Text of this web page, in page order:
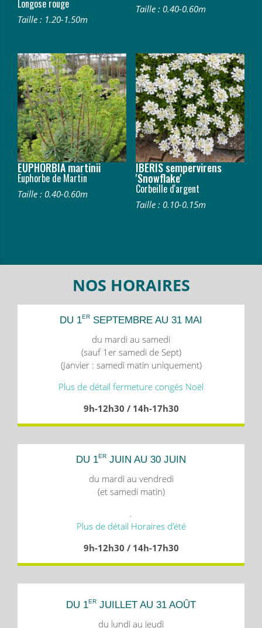
Longose rouge
Taille : 1.20-1.50m
Taille : 0.40-0.60m
EUPHORBIA martinii
Euphorbe de Martin
Taille : 0.40-0.60m
IBERIS sempervirens
'Snowflake'
Corbeille d'argent
Taille : 0.10-0.15m
NOS HORAIRES
DU 1ER SEPTEMBRE AU 31 MAI
du mardi au samedi
(sauf 1er samedi de Sept)
(Janvier : samedi matin uniquement)
Plus de détail fermeture congés Noël
9h-12h30 / 14h-17h30
DU 1ER JUIN AU 30 JUIN
du mardi au vendredi
(et samedi matin)
.
Plus de détail Horaires d’été
9h-12h30 / 14h-17h30
DU 1ER JUILLET AU 31 AOÛT
du lundi au jeudi